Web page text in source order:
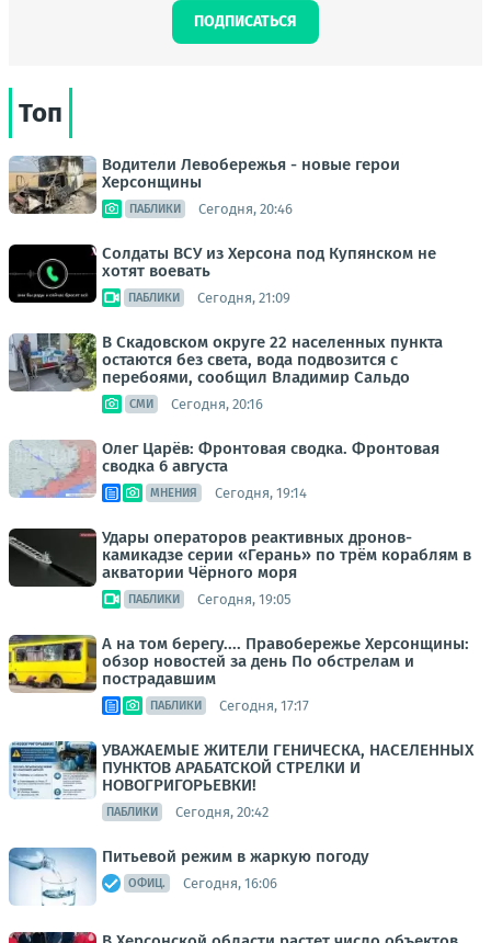
ПОДПИСАТЬСЯ
Топ
Водители Левобережья - новые герои
Херсонщины
ПАБЛИКИ Сегодня, 20:46
Солдаты ВСУ из Херсона под Купянском не
хотят воевать
ПАБЛИКИ Сегодня, 21:09
В Скадовском округе 22 населенных пункта
остаются без света, вода подвозится с
перебоями, сообщил Владимир Сальдо
СМИ Сегодня, 20:16
Олег Царёв: Фронтовая сводка. Фронтовая
сводка 6 августа
МНЕНИЯ Сегодня, 19:14
Удары операторов реактивных дронов-
камикадзе серии «Герань» по трём кораблям в
акватории Чёрного моря
ПАБЛИКИ Сегодня, 19:05
А на том берегу.... Правобережье Херсонщины:
обзор новостей за день По обстрелам и
пострадавшим
ПАБЛИКИ Сегодня, 17:17
УВАЖАЕМЫЕ ЖИТЕЛИ ГЕНИЧЕСКА, НАСЕЛЕННЫХ
ПУНКТОВ АРАБАТСКОЙ СТРЕЛКИ И
НОВОГРИГОРЬЕВКИ!
ПАБЛИКИ Сегодня, 20:42
Питьевой режим в жаркую погоду
ОФИЦ. Сегодня, 16:06